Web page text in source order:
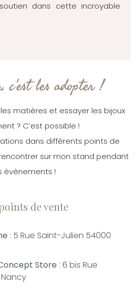
dans cette incroyable
c'est les adopter !
matières et essayer les bijoux
? C’est possible !
dans différents points de
sur mon stand pendant
évènements !
de vente
: 5 Rue Saint-Julien 54000
Store : 6 bis Rue